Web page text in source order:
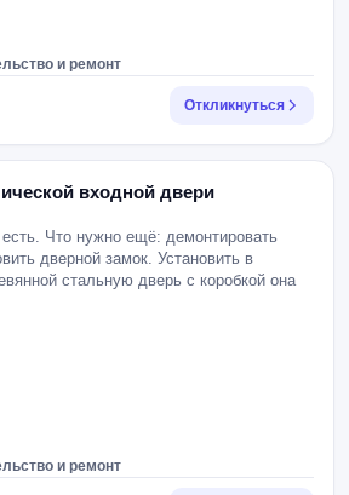
и ремонт
Откликнуться
входной двери
Что нужно ещё: демонтировать
дверной замок. Установить в
стальную дверь с коробкой она
и ремонт